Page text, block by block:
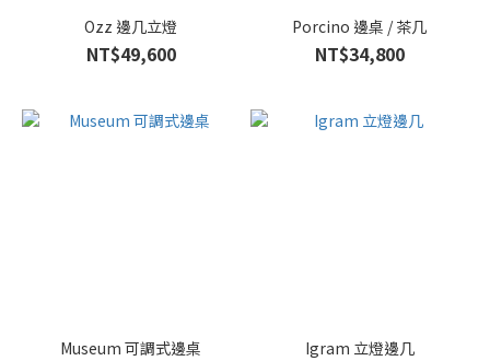
Ozz 邊几立燈
NT$49,600
Porcino 邊桌 / 茶几
NT$34,800
Museum 可調式邊桌 Igram 立燈邊几